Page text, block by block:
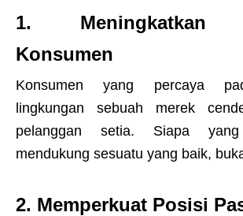
1. Meningkatkan
Konsumen
Konsumen yang percaya
lingkungan sebuah merek
pelanggan setia. Siapa
mendukung sesuatu yang baik,
2. Memperkuat Posisi